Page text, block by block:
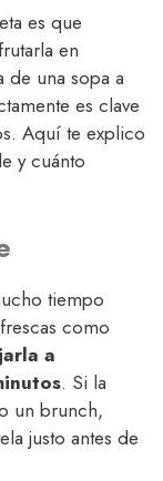
es que
en
de una sopa a
es clave
Aquí te explico
y cuánto
tiempo
como
a
. Si la
un brunch,
justo antes de